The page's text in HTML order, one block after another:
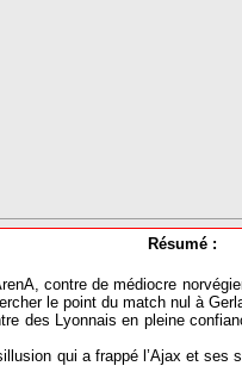
Résumé :
contre de médiocre
le point du match nul à
des Lyonnais en pleine
qui a frappé l’Ajax et